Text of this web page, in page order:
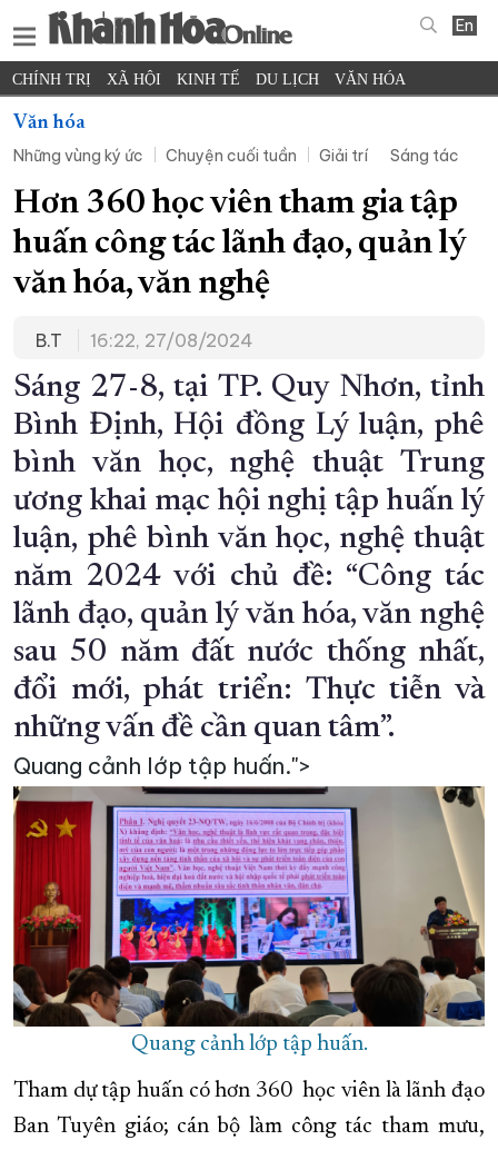
En
CHÍNH TRỊ XÃ HỘI KINH TẾ DU LỊCH VĂN HÓA
THỂ THAO
KHOA HỌC - CÔNG NGHỆ PHÁP LUẬT BẠN ĐỌC PHÓNG SỰ
THẾ GIỚI MULTIMEDIA VIDEO ĐỌC BÁO ONLINE
PODCAST THÔNG TIN - QUẢNG CÁO
QUY HOẠCH TỈNH KHÁNH HÒA
CHUNG TAY CẢI CÁCH HÀNH CHÍNH
XÂY DỰNG NÔNG THÔN MỚI LỊCH CẮT ĐIỆN
TÀU - XE - MÁY BAY
KỶ NIỆM 370 NĂM XÂY DỰNG VÀ PHÁT TRIỂN TỈNH KHÁNH HÒA
KHOẢNH KHẮC ĐẸP XỨ TRẦM
XÂY DỰNG KHÁNH HÒA TRỞ THÀNH THÀNH PHỐ TRỰC THUỘC
ĐẠI HỘI ĐẢNG CÁC CẤP TRANG CHỦ VỀ BÁO KHÁNH HÒA
Văn hóa
Những vùng ký ức
Chuyện cuối tuần Giải trí Sáng tác
Hơn 360 học viên tham gia tập
huấn công tác lãnh đạo, quản lý
văn hóa, văn nghệ
B.T 16:22, 27/08/2024
Sáng 27-8, tại TP. Quy Nhơn, tỉnh
Bình Định, Hội đồng Lý luận, phê
bình văn học, nghệ thuật Trung
ương khai mạc hội nghị tập huấn lý
luận, phê bình văn học, nghệ thuật
năm 2024 với chủ đề: “Công tác
lãnh đạo, quản lý văn hóa, văn nghệ
sau 50 năm đất nước thống nhất,
đổi mới, phát triển: Thực tiễn và
những vấn đề cần quan tâm”.
Quang cảnh lớp tập huấn.">
Quang cảnh lớp tập huấn.
Tham dự tập huấn có hơn 360 học viên là lãnh đạo
Ban Tuyên giáo; cán bộ làm công tác tham mưu,